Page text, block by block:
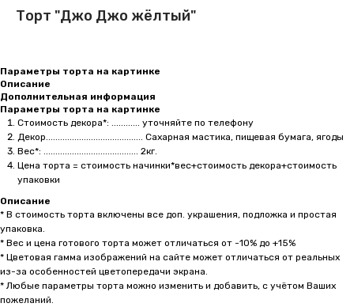
Торт "Джо Джо жёлтый"
Параметры торта на картинке
Описание
Дополнительная информация
Параметры торта на картинке
Стоимость декора*: ............ уточняйте по телефону
Декор......................................... Сахарная мастика, пищевая бумага, ягоды
Вес*: ........................................ 2кг.
Цена торта = стоимость начинки*вес+стоимость декора+стоимость
упаковки
Описание
* В стоимость торта включены все доп. украшения, подложка и простая
упаковка.
* Вес и цена готового торта может отличаться от -10% до +15%
* Цветовая гамма изображений на сайте может отличаться от реальных
из-за особенностей цветопередачи экрана.
* Любые параметры торта можно изменить и добавить, с учётом Ваших
пожеланий.